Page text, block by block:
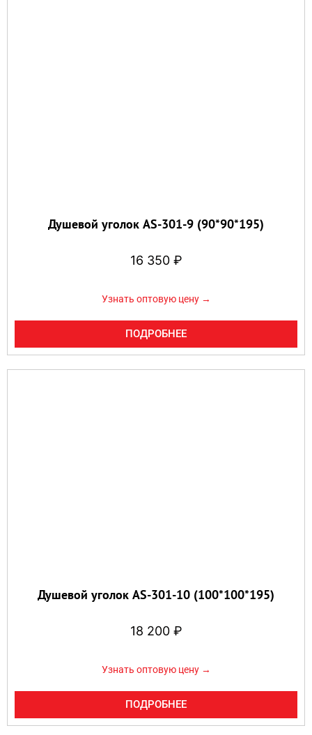
Душевой уголок AS-301-9 (90*90*195)
16 350 ₽
Узнать оптовую цену →
ПОДРОБНЕЕ
Душевой уголок AS-301-10 (100*100*195)
18 200 ₽
Узнать оптовую цену →
ПОДРОБНЕЕ